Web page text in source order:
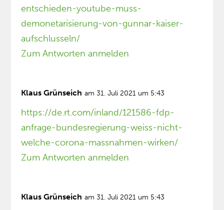
entschieden-youtube-muss-
demonetarisierung-von-gunnar-kaiser-
aufschlusseln/
Zum Antworten anmelden
Klaus Grünseich am 31. Juli 2021 um 5:43
https://de.rt.com/inland/121586-fdp-
anfrage-bundesregierung-weiss-nicht-
welche-corona-massnahmen-wirken/
Zum Antworten anmelden
Klaus Grünseich am 31. Juli 2021 um 5:43